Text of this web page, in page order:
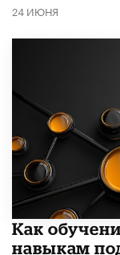
24 ИЮНЯ
​Как
навыкам